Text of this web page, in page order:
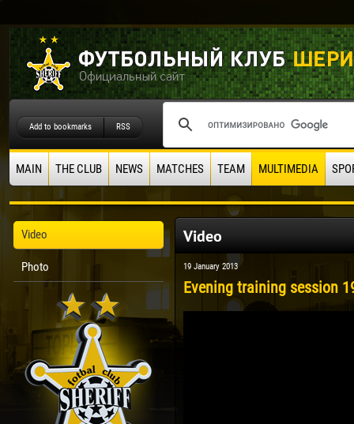
Add to bookmarks RSS
MAIN THE CLUB NEWS MATCHES TEAM MULTIMEDIA
Video
Photo
Video
19 January 2013
Evening training session